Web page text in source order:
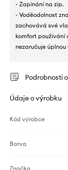
- Zapínání na zip.
- Voděodolnost
zachovává své
komfort používání
nezaručuje
Podrobnosti
Údaje o výrobku
Kód výrobce
Barva
Značka